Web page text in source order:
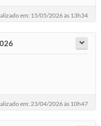
em: 15/05/2026 às 13h34
em: 23/04/2026 às 10h47